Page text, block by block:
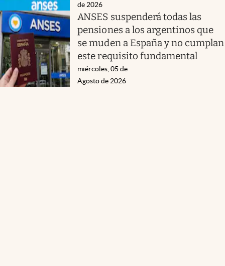
de 2026
ANSES suspenderá todas las
pensiones a los argentinos que
se muden a España y no cumplan
este requisito fundamental
miércoles, 05 de
Agosto de 2026